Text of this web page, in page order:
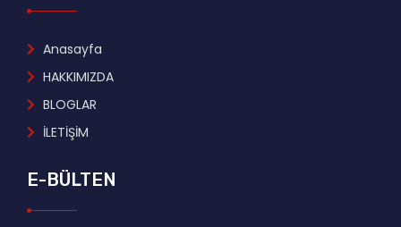
Anasayfa
HAKKIMIZDA
BLOGLAR
İLETİŞİM
E-BÜLTEN